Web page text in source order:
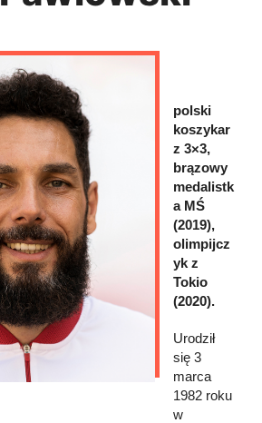
polski
koszykar
z 3×3,
brązowy
medalistk
a MŚ
(2019),
olimpijcz
yk z
Tokio
(2020).
Urodził
się 3
marca
1982 roku
w